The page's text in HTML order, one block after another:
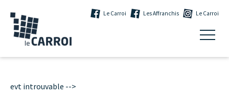
Le Carroi Les Affranchis Le Carroi
evt introuvable -->